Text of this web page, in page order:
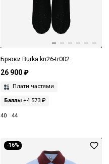
Брюки Burka kn26-tr002
26 900 ₽
Плати частями
Баллы+4 573 ₽
40 44
-16%